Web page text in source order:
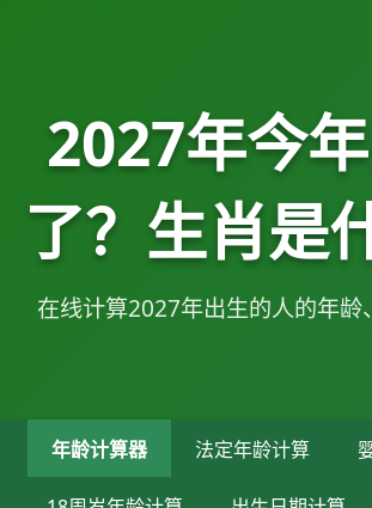
2027年今
了？生肖是
在线计算2027年出生的人的年龄
年龄计算器 法定年龄计算